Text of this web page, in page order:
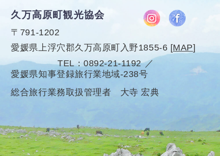
久万高原町観光協会
〒791-1202
愛媛県上浮穴郡久万高原町入野1855-6 [MAP]
TEL
0892-21-1192
愛媛県知事登録旅行業地域-238号
総合旅行業務取扱管理者 大寺 宏典